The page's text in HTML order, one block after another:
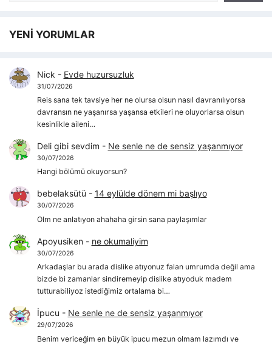
YENİ YORUMLAR
Nick - Evde huzursuzluk
31/07/2026
Reis sana tek tavsiye her ne olursa olsun nasıl davranılıyorsa
davransın ne yaşanırsa yaşansa etkileri ne oluyorlarsa olsun
kesinlikle aileni…
Deli gibi sevdim - Ne senle ne de sensiz yaşanmıyor
30/07/2026
Hangi bölümü okuyorsun?
bebelaksütü - 14 eylülde dönem mi başlıyo
30/07/2026
Olm ne anlatıyon ahahaha girsin sana paylaşımlar
Apoyusiken- ne okumaliyim
30/07/2026
Arkadaşlar bu arada dislike atıyonuz falan umrumda değil ama
bizde bi zamanlar sindiremeyip dislike atıyoduk madem
tutturabiliyoz istediğimiz ortalama bi…
İpucu - Ne senle ne de sensiz yaşanmıyor
29/07/2026
Benim vericeğim en büyük ipucu mezun olmam lazımdı ve